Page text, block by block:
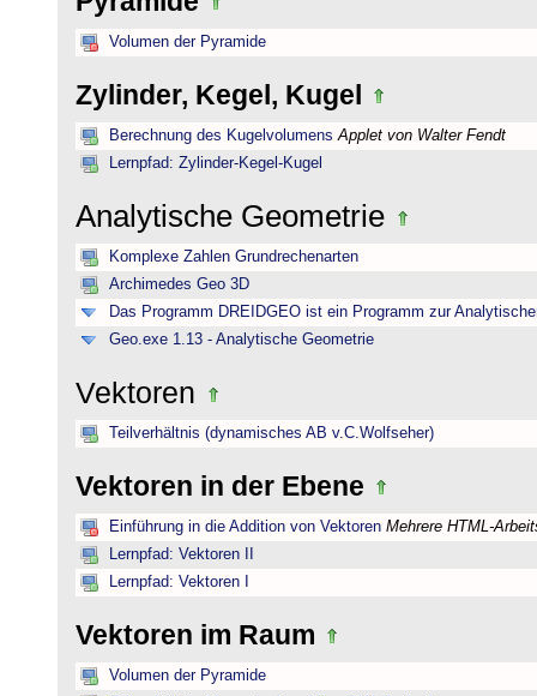
Volumen der Pyramide
Zylinder, Kegel, Kugel
Berechnung des Kugelvolumens Applet von Walter Fendt
Lernpfad: Zylinder-Kegel-Kugel
Analytische Geometrie
Komplexe Zahlen Grundrechenarten
Archimedes Geo 3D
Das Programm DREIDGEO ist ein Programm zur
Geo.exe 1.13 - Analytische Geometrie
Vektoren
Teilverhältnis (dynamisches AB v.C.Wolfseher)
Vektoren in der Ebene
Einführung in die Addition von Vektoren Mehrere HTML-
Lernpfad: Vektoren II
Lernpfad: Vektoren I
Vektoren im Raum
Volumen der Pyramide